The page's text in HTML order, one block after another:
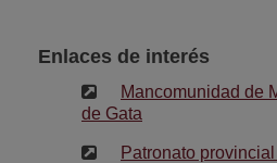
Enlaces de interés
Mancomunidad de
de Gata
Patronato